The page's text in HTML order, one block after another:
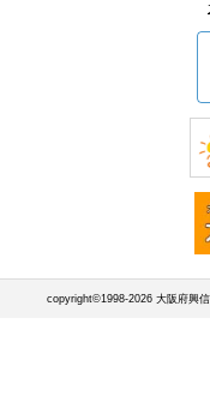
copyright©1998-2026 大阪府興